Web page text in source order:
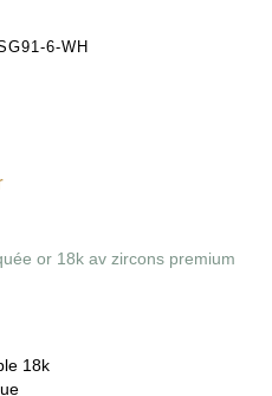
6-WH
or 18k av zircons premium
18k